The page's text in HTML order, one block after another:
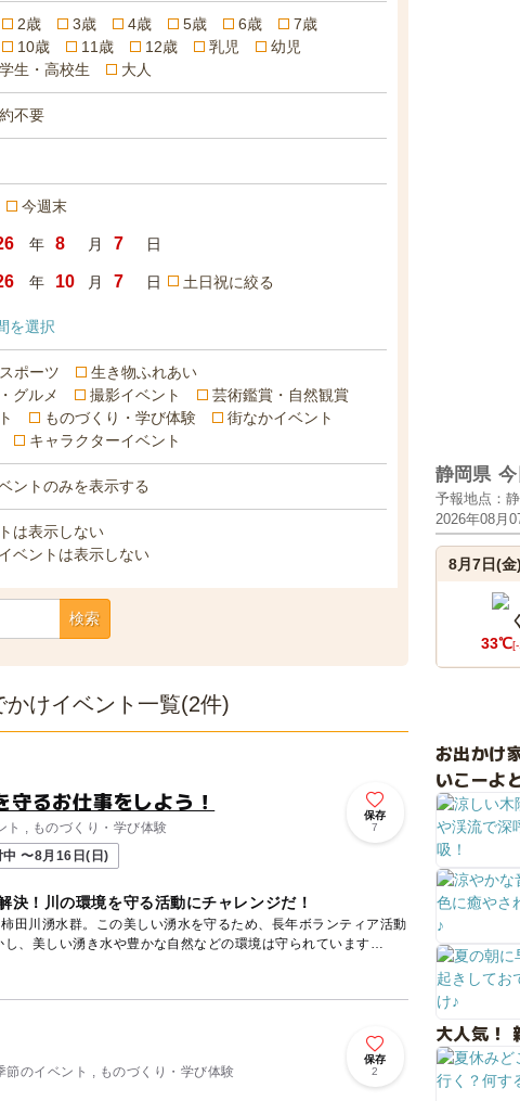
2歳 3歳 4歳 5歳 6歳
7歳
10歳 11歳 12歳 乳児
幼児
生・高校生 大人
不要
今週末
年 月 日
年 月 日 土日祝に絞る
を選択
スポーツ
生き物ふれあい
グルメ
撮影イベント
芸術鑑賞・自然観賞
ものづくり・学び体験
街なかイベント
キャラクターイベント
ントのみを表示する
は表示しない
ベントは表示しない
検索
けイベント一覧(2件)
るお仕事をしよう！
ト , ものづくり・学び体験
保存
7
中 〜8月16日(日)
決！川の環境を守る活動にチャレンジだ！
田川湧水群。この美しい湧水を守るため、長年ボランティア活動
のイベント , ものづくり・学び体験
保存
2
静岡県
予報地点：
2026年08月
8月7日(金)
33℃
お出かけ
いこーよ
大人気！